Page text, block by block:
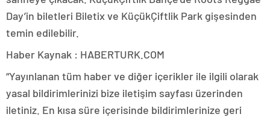
Day’in biletleri Biletix ve KüçükÇiftlik Park gişesinden
temin edilebilir.
Haber Kaynak : HABERTURK.COM
“Yayınlanan tüm haber ve diğer içerikler ile ilgili olarak
yasal bildirimlerinizi bize iletişim sayfası üzerinden
iletiniz. En kısa süre içerisinde bildirimlerinize geri